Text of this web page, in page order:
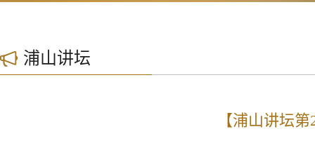
浦山讲坛
【浦山讲坛